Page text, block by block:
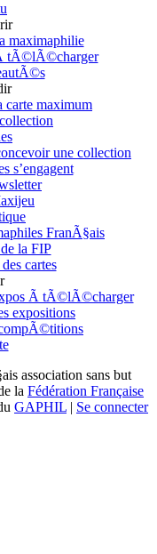
maximaphilie
tÃ©lÃ©charger
carte maximum
une collection
s’engagent
FranÃ§ais
la FIP
cartes
Ã tÃ©lÃ©charger
expositions
association sans but
la Fédération Française
GAPHIL | Se connecter